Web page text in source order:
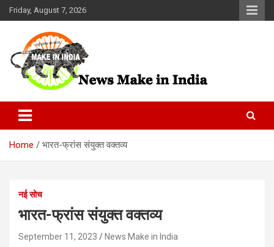
Skip
to
Friday, August 7, 2026
News Make In india
Home भारत-फ्रांस संयुक्त वक्तव्य
नई सोच
भारत-फ्रांस संयुक्त वक्तव्य
September 11, 2023 News Make in India